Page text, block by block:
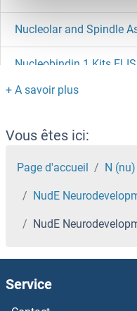
Nucleolar and Spindle
Nucleobindin 1 Kits
Nuclear RNA Export
Nuclear Receptor
NUCB2 Kits ELISA
Vous êtes ici:
Page d'accueil N (nu)
NudE
NudE
Service